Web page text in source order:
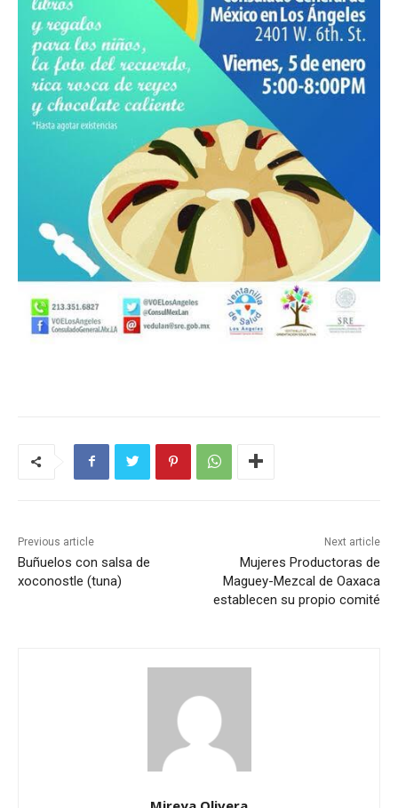
Previous article
Buñuelos con salsa de
xoconostle (tuna)
Next article
Mujeres Productoras de
Maguey-Mezcal de Oaxaca
establecen su propio comité